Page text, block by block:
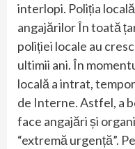
interlopi. Poliția
angajărilor În toată
poliției locale au
ultimii ani. În
locală a intrat,
de Interne. Astfel, a
face angajări și
“extremă urgență”.